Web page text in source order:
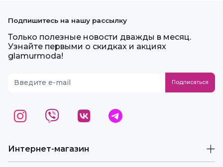
Интернет-магазин
Подпишитесь на нашу рассылку
Только полезные новости дважды в месяц.
Узнайте первыми о скидках и акциях
glamurmoda!